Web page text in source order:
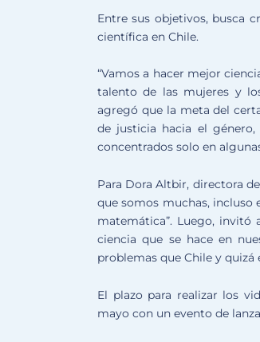
Entre sus objetivos, busca
científica en Chile.
“Vamos a hacer mejor
talento de las mujeres y
agregó que la meta del
de justicia hacia el
concentrados solo en
Para Dora Altbir, directora
que somos muchas, incluso
matemática”. Luego, invitó
ciencia que se hace en
problemas que Chile y quizá
El plazo para realizar los
mayo con un evento de